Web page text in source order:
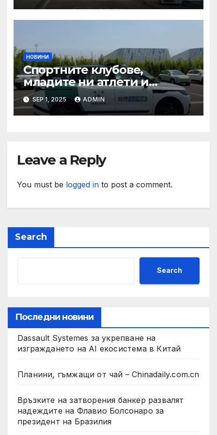
при пътувания
НОВИНИ
Спортните клубове,
младите ни атлети и
техните треньори имат
нужда от нашата подкрепа
и ние ще им я осигурим
SEP 1, 2025 ADMIN
Leave a Reply
You must be logged in to post a comment.
Search
Search
Последни новини
Dassault Systemes за укрепване на
изграждането на AI екосистема в Китай
Планини, гъмжащи от чай – Chinadaily.com.cn
Връзките на затворения банкер развалят
надеждите на Флавио Болсонаро за
президент на Бразилия